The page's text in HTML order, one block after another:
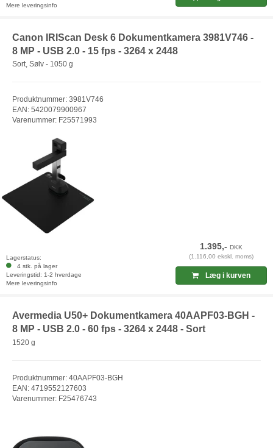
Mere leveringsinfo
Canon IRIScan Desk 6 Dokumentkamera 3981V746 -
8 MP - USB 2.0 - 15 fps - 3264 x 2448
Sort, Sølv - 1050 g
Produktnummer: 3981V746
EAN: 5420079900967
Varenummer: F25571993
Lagerstatus:
4 stk. på lager
Leveringstid: 1-2 hverdage
Mere leveringsinfo
1.395,-DKK
(1.116,00 ekskl. moms)
Læg i kurven
Avermedia U50+ Dokumentkamera 40AAPF03-BGH -
8 MP - USB 2.0 - 60 fps - 3264 x 2448 - Sort
1520 g
Produktnummer: 40AAPF03-BGH
EAN: 4719552127603
Varenummer: F25476743